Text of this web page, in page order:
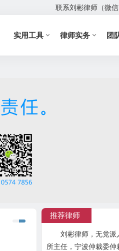
联系刘彬律师（微信
实用工具 律师实务 团
推荐律师
刘彬律师，无党派
所主任，宁波仲裁委